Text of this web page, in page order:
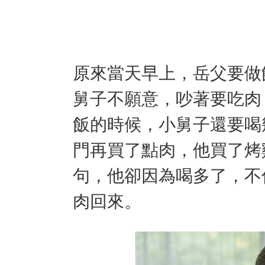
原來當天早上，岳父要
舅子不願意，吵著要吃
飯的時候，小舅子還要
門再買了點肉，他買了
句，他卻因為喝多了，
肉回來。